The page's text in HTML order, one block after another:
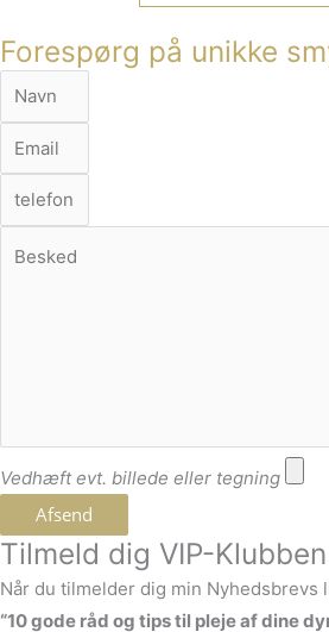
Forespørg på unikke
Vedhæft evt. billede eller tegning
Afsend
Tilmeld dig VIP-
Når du tilmelder dig min
“10 gode råd og tips til pleje af dine